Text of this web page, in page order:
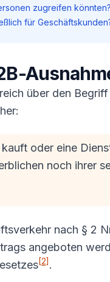
zugreifen könnten?
für
über den
oder eine
noch ihrer
nach § 2
angeboten
[2] .